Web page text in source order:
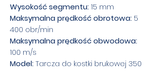
Wysokość segmentu:15 mm
Maksymalna prędkość obrotowa: 5
400 obr/min
Maksymalna prędkość obwodowa:
100 m/s
Model:Tarcza do kostki brukowej 350